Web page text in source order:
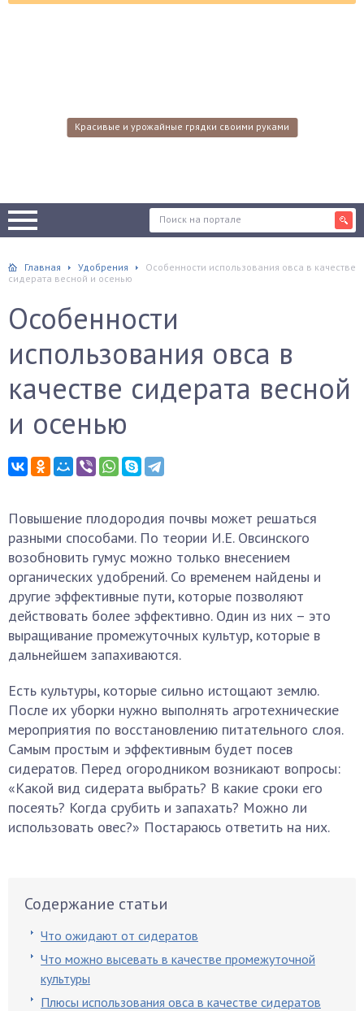
Красивые и урожайные грядки своими руками
Главная Удобрения
Особенности использования овса в качестве
сидерата весной и осенью
Особенности
использования овса в
качестве сидерата весной
и осенью
Повышение плодородия почвы может решаться
разными способами. По теории И.Е. Овсинского
возобновить гумус можно только внесением
органических удобрений. Со временем найдены и
другие эффективные пути, которые позволяют
действовать более эффективно. Один из них – это
выращивание промежуточных культур, которые в
дальнейшем запахиваются.
Есть культуры, которые сильно истощают землю.
После их уборки нужно выполнять агротехнические
мероприятия по восстановлению питательного слоя.
Самым простым и эффективным будет посев
сидератов. Перед огородником возникают вопросы:
«Какой вид сидерата выбрать? В какие сроки его
посеять? Когда срубить и запахать? Можно ли
использовать овес?» Постараюсь ответить на них.
Содержание статьи
Что ожидают от сидератов
Что можно высевать в качестве промежуточной
культуры
Плюсы использования овса в качестве сидератов